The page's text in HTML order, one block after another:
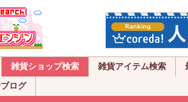
雑貨ショップ検索 雑貨アイテム検索
ログ